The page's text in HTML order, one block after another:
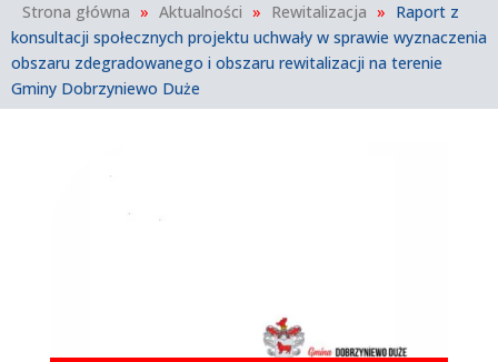
Strona główna » Aktualności » Rewitalizacja » Raport z
konsultacji społecznych projektu uchwały w sprawie wyznaczenia
obszaru zdegradowanego i obszaru rewitalizacji na terenie
Gminy Dobrzyniewo Duże